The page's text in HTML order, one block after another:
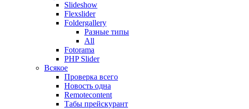
Slideshow
Flexslider
Foldergallery
Разные типы
All
Fotorama
PHP Slider
Всякое
Проверка всего
Новость одна
Remotecontent
Табы прейскурант